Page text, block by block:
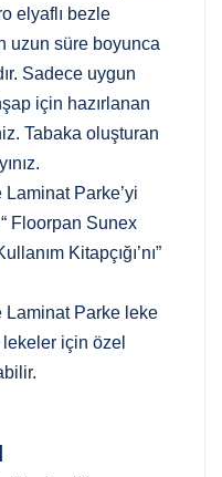
elyaflı bezle
uzun süre boyunca
Sadece uygun
için hazırlanan
Tabaka oluşturan
Parke’yi
“ Floorpan Sunex
Kitapçığı’nı”
Laminat Parke leke
lekeler için özel